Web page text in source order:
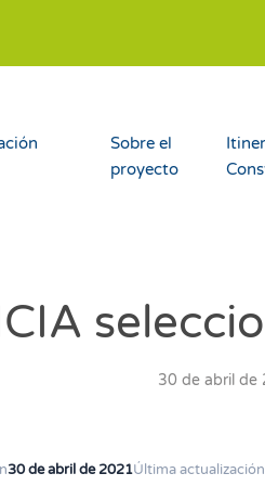
Sobre el
proyecto
30 de abril de
30 de abril de 2021Última actualización